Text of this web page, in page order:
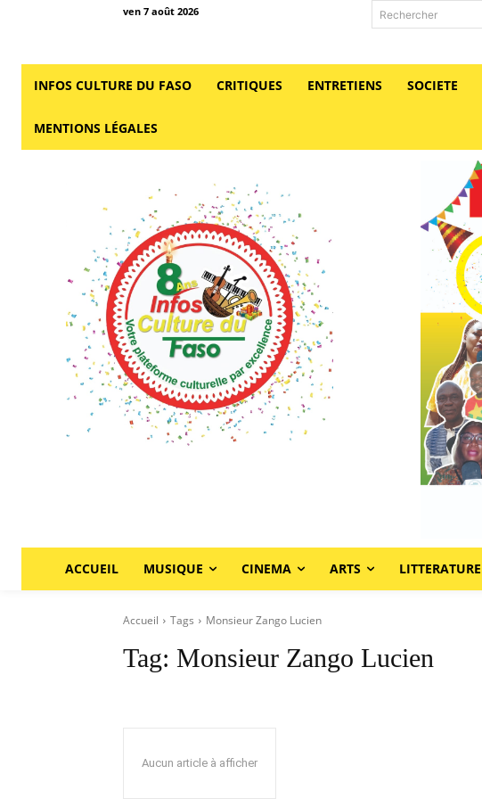
ven 7 août 2026 Rechercher
INFOS CULTURE DU FASO CRITIQUES ENTRETIENS SOCIETE
MENTIONS LÉGALES
ACCUEIL MUSIQUE CINEMA ARTS LITTERATURE
Accueil Tags Monsieur Zango Lucien
Tag: Monsieur Zango Lucien
Aucun article à afficher